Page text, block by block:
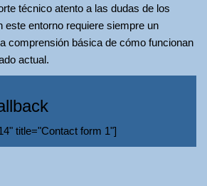
técnico atento a las dudas de los
este entorno requiere siempre un
comprensión básica de cómo funcionan
actual.
title="Contact form 1"]